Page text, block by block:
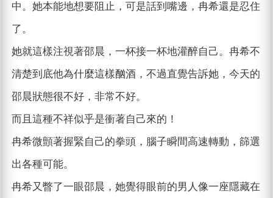
中。她本能地想要阻止，可是話到嘴邊，冉希還是忍住
了。
她就這樣注視著邵晨，一杯接一杯地灌醉自己。冉希不
清楚到底他為什麼這樣酗酒，不過直覺告訴她，今天的
邵晨狀態很不好，非常不好。
而且這種不祥似乎是衝著自己來的！
冉希微顫著握緊自己的拳頭，腦子瞬間高速轉動，篩選
出各種可能。
冉希又瞥了一眼邵晨，她覺得眼前的男人像一座隱藏在